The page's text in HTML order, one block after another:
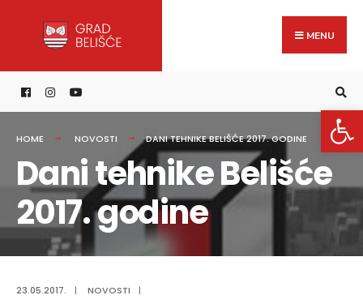
content
MENU
HOME NOVOSTI DANI TEHNIKE BELIŠĆE 2017. GODINE
Dani tehnike Belišće
2017. godine
23.05.2017. | NOVOSTI |
for: